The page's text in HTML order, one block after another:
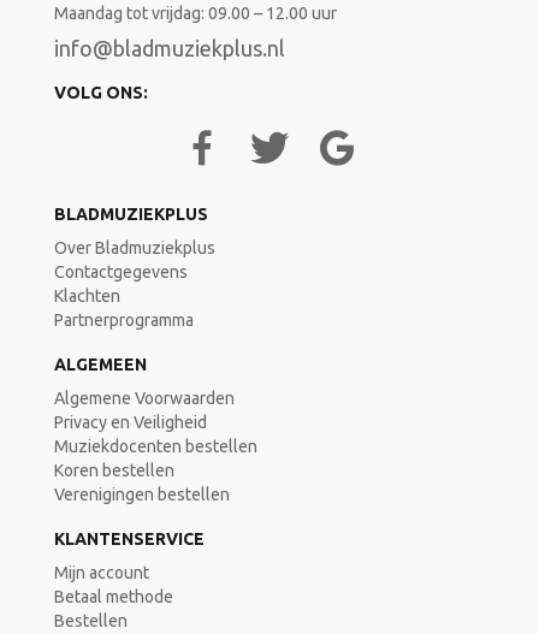
Maandag tot vrijdag: 09.00 – 12.00 uur
info@bladmuziekplus.nl
VOLG ONS:
BLADMUZIEKPLUS
Over Bladmuziekplus
Contactgegevens
Klachten
Partnerprogramma
ALGEMEEN
Algemene Voorwaarden
Privacy en Veiligheid
Muziekdocenten bestellen
Koren bestellen
Verenigingen bestellen
KLANTENSERVICE
Mijn account
Betaal methode
Bestellen